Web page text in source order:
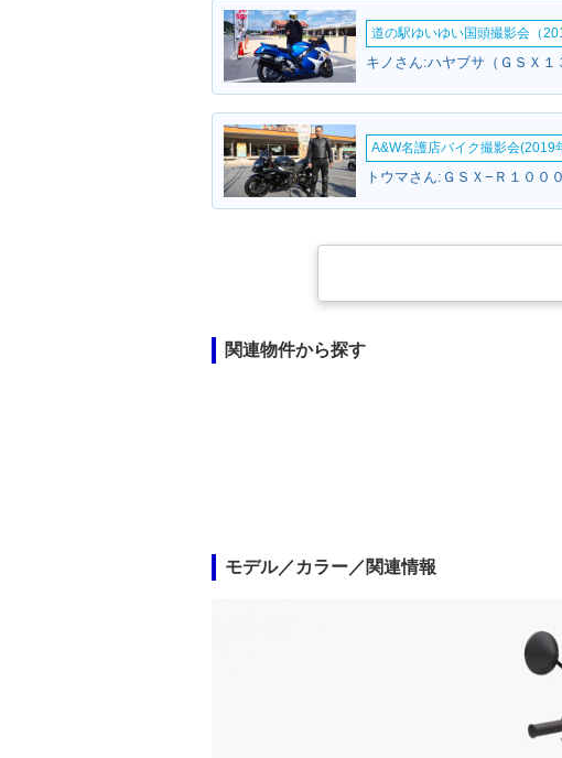
道の駅ゆいゆい国頭撮影会（
A&W名護店バイク撮影会(2019
トウマさん:ＧＳＸ−Ｒ１００
関連物件から探す
モデル／カラー／関連情報